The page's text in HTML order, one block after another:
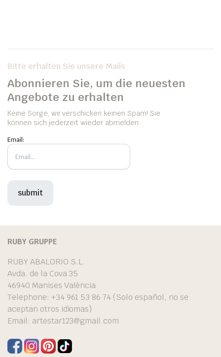
Bitte erhalten Sie unsere Mails
Abonnieren Sie, um die neuesten
Angebote zu erhalten
Keine Sorge, wir verschicken keinen Spam! Sie
können sich jederzeit wieder abmelden.
Email:
RUBY GRUPPE
RUBY ABALORIO S.L.
Avda. de la Cova 35
46940 Manises València
Telephone: +34 961 53 86 74 (Solo español, no se
aceptan otros idiomas)
Email: artestar123@gmail.com